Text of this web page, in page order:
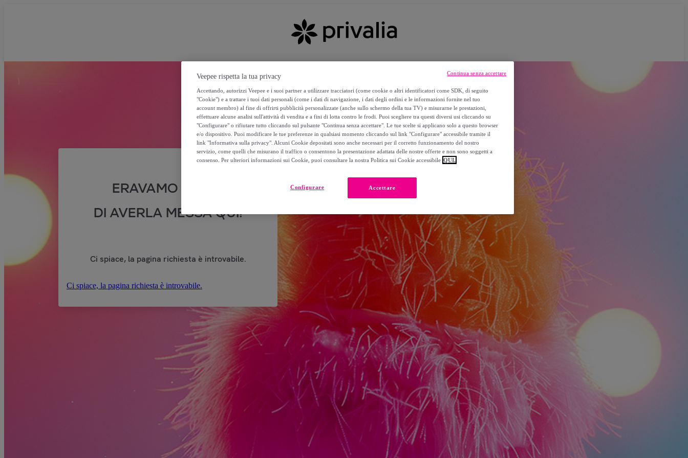
ERAVAMO SICURI
DI AVERLA MESSA QUI!
Ci spiace, la pagina richiesta è introvabile.
Ci spiace, la pagina richiesta è introvabile.
Veepee rispetta la tua privacy
Accettando, autorizzi Veepee e i suoi partner a utilizzare tracciatori (come cookie o altri identificatori come SDK, di seguito
"Cookie") e a trattare i tuoi dati personali (come i dati di navigazione, i dati degli ordini e le informazioni fornite nel tuo
account membro) al fine di offrirti pubblicità personalizzate (anche sullo schermo della tua TV) e misurarne le prestazioni,
effettuare alcune analisi sull'attività di vendita e a fini di lotta contro le frodi. Puoi scegliere tra questi diversi usi cliccando su
"Configurare" o rifiutare tutto cliccando sul pulsante "Continua senza accettare". Le tue scelte si applicano solo a questo browser
e/o dispositivo. Puoi modificare le tue preferenze in qualsiasi momento cliccando sul link "Configurare" accessibile tramite il
link "Informativa sulla privacy". Alcuni Cookie depositati sono anche necessari per il corretto funzionamento del nostro
servizio, come quelli che misurano il traffico o consentono la presentazione adattata delle nostre offerte e non sono soggetti a
consenso. Per ulteriori informazioni sui Cookie, puoi consultare la nostra Politica sui Cookie accessibile QUI.
Accettare
Configurare
Continua senza accettare